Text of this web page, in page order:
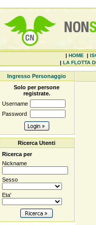
| HOME |
| LA FLOTTA
Ingresso Personaggio
Solo per persone
registrate.
Username
Password
Ricerca Utenti
Ricerca per
Nickname
Sesso
Eta'